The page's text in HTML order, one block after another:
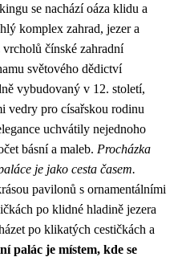
se nachází oáza klidu a
komplex zahrad, jezer a
čínské zahradní
světového dědictví
vybudovaný v 12. století,
vedry pro císařskou rodinu
uchvátily nejednoho
básní a maleb. Procházka
je jako cesta časem.
pavilonů s ornamentálními
po klidné hladině jezera
po klikatých cestičkách a
palác je místem, kde se